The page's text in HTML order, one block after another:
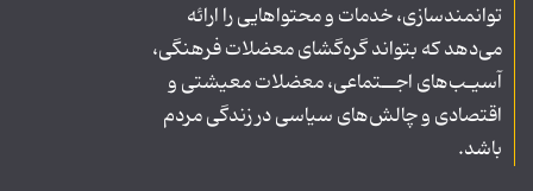
توانمندسازی، خدمات و محتواهایی را ارائه
می‌دهد که بتواند گره‌گشای معضلات فرهنگی،
آسیـب‌های اجــتماعی، معضلات معیشتی و
اقتصادی و چالش‌های سیاسی در زندگی مردم
باشد.